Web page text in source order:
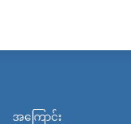
အကြောင်း